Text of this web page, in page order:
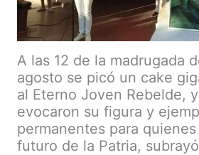
A las 12 de la madrugada
agosto se picó un cake
al Eterno Joven Rebelde,
evocaron su figura y
permanentes para
futuro de la Patria,